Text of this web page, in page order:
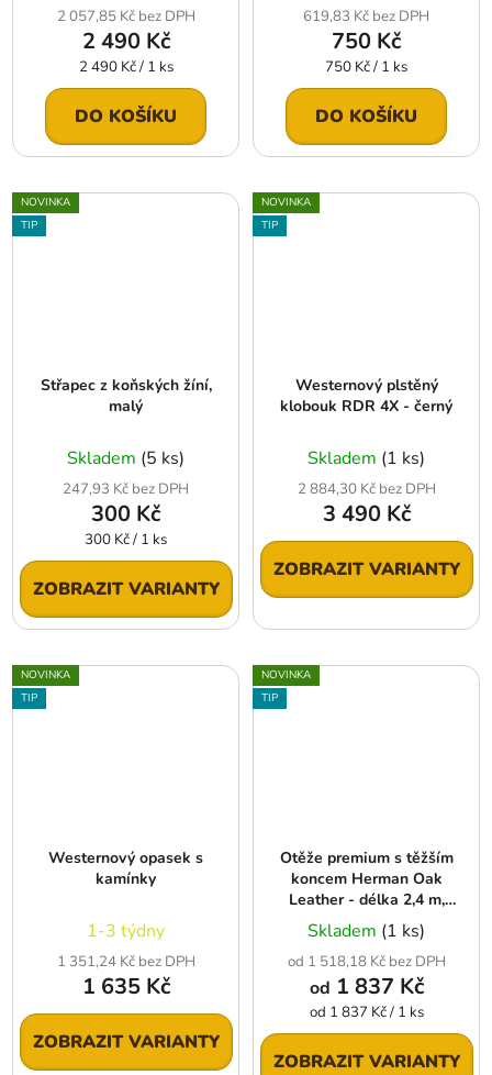
2 057,85 Kč bez DPH
2 490 Kč
Měrná
cena:
2 490 Kč / 1 ks
DO KOŠÍKU
619,83 Kč bez DPH
750 Kč
Měrná
cena:
750 Kč / 1 ks
DO KOŠÍKU
NOVINKA
TIP
Střapec z koňských žíní,
malý
Skladem (5 ks)
247,93 Kč bez DPH
300 Kč
Měrná
cena:
300 Kč / 1 ks
ZOBRAZIT VARIANTY
NOVINKA
TIP
Westernový plstěný
klobouk RDR 4X - černý
Skladem (1 ks)
2 884,30 Kč bez DPH
3 490 Kč
ZOBRAZIT VARIANTY
NOVINKA
TIP
Westernový opasek s
kamínky
1-3 týdny
1 351,24 Kč bez DPH
1 635 Kč
ZOBRAZIT VARIANTY
NOVINKA
TIP
Otěže premium s těžším
koncem Herman Oak
Leather - délka 2,4 m,
různé šířky, hnědé
Skladem (1 ks)
od 1 518,18 Kč bez DPH
od 1 837 Kč
Měrná
cena:
od 1 837 Kč / 1 ks
ZOBRAZIT VARIANTY